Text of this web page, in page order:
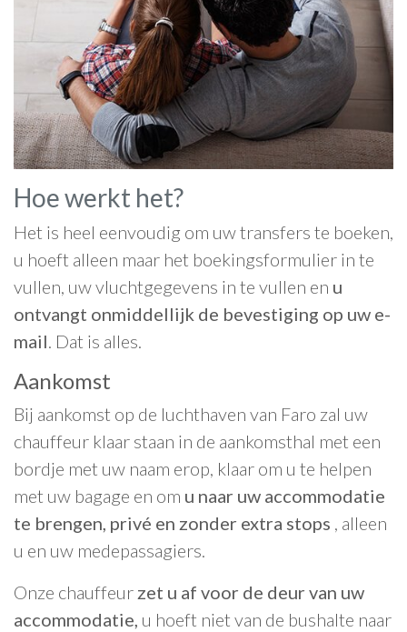
Hoe werkt het?
Het is heel eenvoudig om uw transfers te boeken,
u hoeft alleen maar het boekingsformulier in te
vullen, uw vluchtgegevens in te vullen en u
ontvangt onmiddellijk de bevestiging op uw e-
mail. Dat is alles.
Aankomst
Bij aankomst op de luchthaven van Faro zal uw
chauffeur klaar staan in de aankomsthal met een
bordje met uw naam erop, klaar om u te helpen
met uw bagage en om u naar uw accommodatie
te brengen, privé en zonder extra stops , alleen
u en uw medepassagiers.
Onze chauffeur zet u af voor de deur van uw
accommodatie, u hoeft niet van de bushalte naar